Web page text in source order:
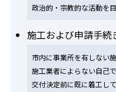
政治的・宗教的な活動を
施工および申請手続
市内に事業所を有しない
施工業者によらない自己
交付決定前に既に着工して